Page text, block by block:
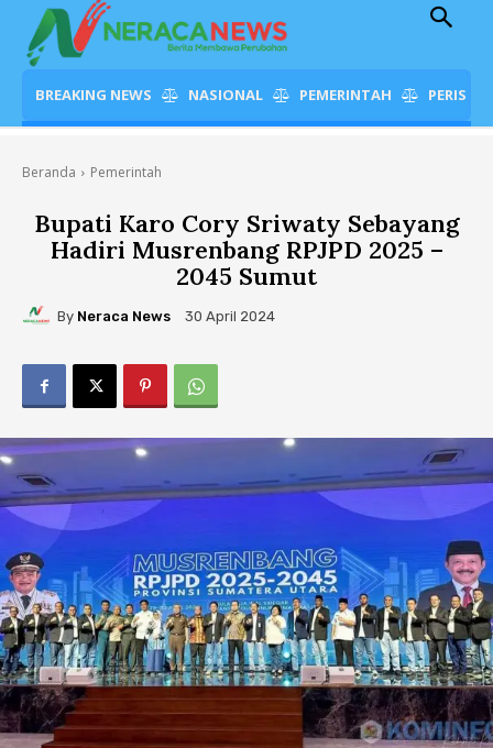
BREAKING NEWS NASIONAL PEMERINTAH
Beranda Pemerintah
Bupati Karo Cory Sriwaty Sebayang
Hadiri Musrenbang RPJPD 2025 –
2045 Sumut
By Neraca News 30 April 2024